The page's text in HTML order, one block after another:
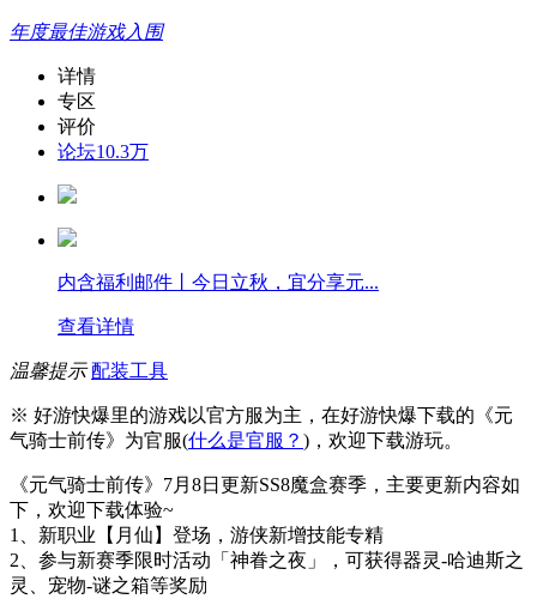
年度最佳游戏入围
详情
专区
评价
论坛10.3万
内含福利邮件丨今日立秋，宜分享元...
查看详情
温馨提示 配装工具
※ 好游快爆里的游戏以官方服为主，在好游快爆下载的《元
气骑士前传》为官服(什么是官服？ )，欢迎下载游玩。
《元气骑士前传》7月8日更新SS8魔盒赛季，主要更新内容如
下，欢迎下载体验~
1、新职业【月仙】登场，游侠新增技能专精
2、参与新赛季限时活动「神眷之夜」，可获得器灵-哈迪斯之
灵、宠物-谜之箱等奖励